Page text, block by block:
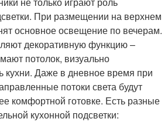
При размещении на верхнем
основное освещение по вечерам.
декоративную функцию –
потолок, визуально
кухни. Даже в дневное время при
потоки света будут
комфортной готовке. Есть разные
кухонной подсветки: